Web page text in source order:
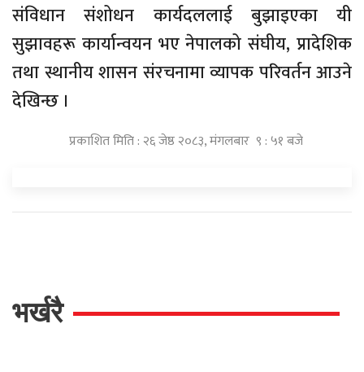
संविधान संशोधन कार्यदललाई बुझाइएका यी
सुझावहरू कार्यान्वयन भए नेपालको संघीय, प्रादेशिक
तथा स्थानीय शासन संरचनामा व्यापक परिवर्तन आउने
देखिन्छ ।
प्रकाशित मिति : २६ जेष्ठ २०८३, मंगलबार ९ : ५१ बजे
भर्खरै